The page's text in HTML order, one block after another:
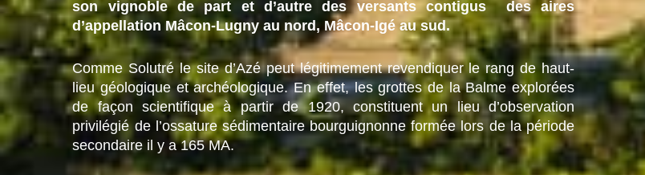
son vignoble de part et d’autre des versants contigus des aires
d’appellation Mâcon-Lugny au nord, Mâcon-Igé au sud.
Comme Solutré le site d’Azé peut légitimement revendiquer le rang de haut-
lieu géologique et archéologique. En effet, les grottes de la Balme explorées
de façon scientifique à partir de 1920, constituent un lieu d’observation
privilégié de l’ossature sédimentaire bourguignonne formée lors de la période
secondaire il y a 165 MA.